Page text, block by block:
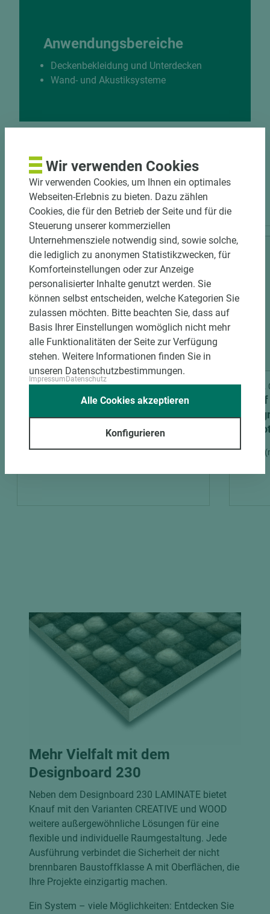
Anwendungsbereiche
Deckenbekleidung und Unterdecken
Wand- und Akustiksysteme
LAGERPRODUKTE
DESIGNBOARD 230 LAMINATE
Art.-Nr. 06900001016
Knauf Design Verbundelement
DesignBoard 230 W1000 ST9
Smoothtouch Matt Premiumweiss
Länge (mm)
Breite (mm)
Stärke (mm)
Art.-Nr.
Länge
Mehr Vielfalt mit dem
Designboard 230
Neben dem Designboard 230 LAMINATE bietet
Knauf mit den Varianten CREATIVE und WOOD
weitere außergewöhnliche Lösungen für eine
flexible und individuelle Raumgestaltung. Jede
Ausführung verbindet die Sicherheit der nicht
brennbaren Baustoffklasse A mit Oberflächen, die
Ihre Projekte einzigartig machen.
Ein System – viele Möglichkeiten: Entdecken Sie
Wir verwenden Cookies
Wir verwenden Cookies, um Ihnen ein optimales
Webseiten-Erlebnis zu bieten. Dazu zählen
Cookies, die für den Betrieb der Seite und für die
Steuerung unserer kommerziellen
Unternehmensziele notwendig sind, sowie solche,
die lediglich zu anonymen Statistikzwecken, für
Komforteinstellungen oder zur Anzeige
personalisierter Inhalte genutzt werden. Sie
können selbst entscheiden, welche Kategorien Sie
zulassen möchten. Bitte beachten Sie, dass auf
Basis Ihrer Einstellungen womöglich nicht mehr
alle Funktionalitäten der Seite zur Verfügung
stehen. Weitere Informationen finden Sie in
unseren Datenschutzbestimmungen.
ImpressumDatenschutz
Konfigurieren
Alle Cookies akzeptieren